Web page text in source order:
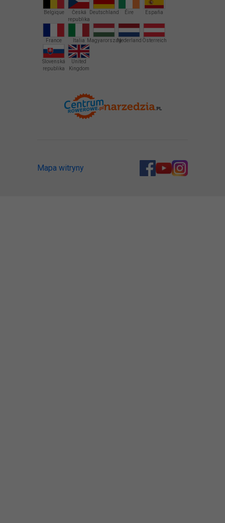
Belgique
Česká
republika
Deutschland Éire España
France Italia MagyarországNederland Österreich
Slovenská
republika
United
Kingdom
Mapa witryny